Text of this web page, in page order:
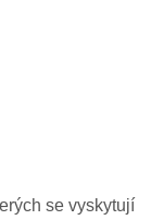
se vyskytují